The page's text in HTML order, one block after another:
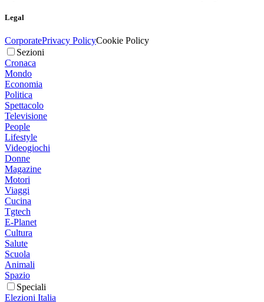
Legal
CorporatePrivacy PolicyCookie Policy
Sezioni
Cronaca
Mondo
Economia
Politica
Spettacolo
Televisione
People
Lifestyle
Videogiochi
Donne
Magazine
Motori
Viaggi
Cucina
Tgtech
E-Planet
Cultura
Salute
Scuola
Animali
Spazio
Speciali
Elezioni Italia